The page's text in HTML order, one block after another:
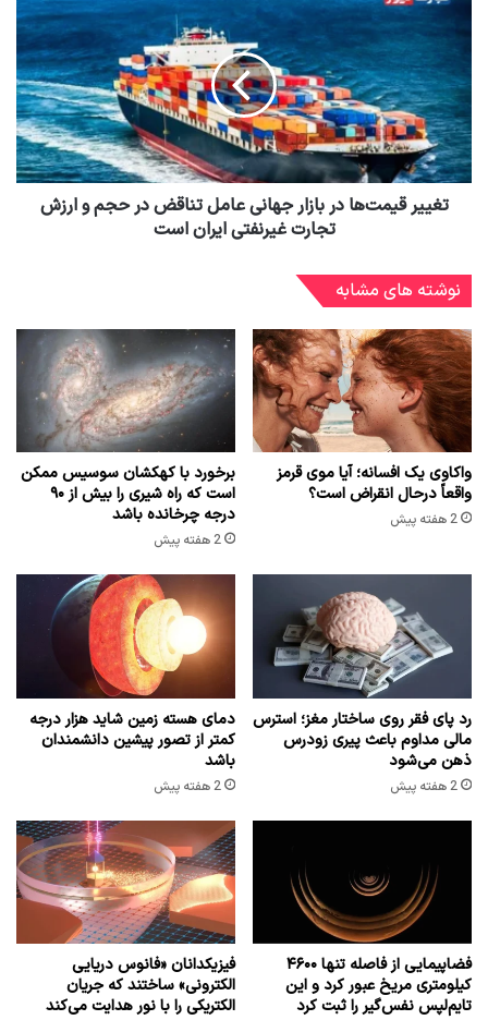
تغییر قیمت‌ها در بازار جهانی عامل تناقض در حجم‌ و ارزش
تجارت غیرنفتی ایران است
نوشته های مشابه
واکاوی یک افسانه؛ آیا موی قرمز
واقعاً درحال انقراض است؟
2 هفته پیش
برخورد با کهکشان سوسیس ممکن
است که راه شیری را بیش از ۹۰
درجه چرخانده باشد
2 هفته پیش
رد پای فقر روی ساختار مغز؛ استرس
مالی مداوم باعث پیری زودرس
ذهن می‌شود
2 هفته پیش
دمای هسته زمین شاید هزار درجه
کمتر از تصور پیشین دانشمندان
باشد
2 هفته پیش
فضاپیمایی از فاصله تنها ۴۶۰۰
کیلومتری مریخ عبور کرد و این
تایم‌لپس نفس‌گیر را ثبت کرد
فیزیکدانان «فانوس دریایی
الکترونی» ساختند که جریان
الکتریکی را با نور هدایت می‌کند